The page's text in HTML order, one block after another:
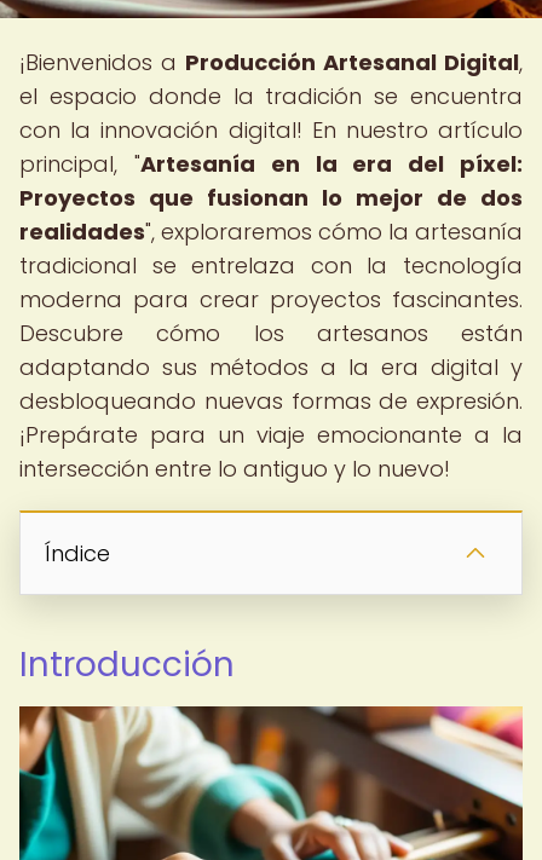
¡Bienvenidos a Producción Artesanal Digital,
el espacio donde la tradición se encuentra
con la innovación digital! En nuestro artículo
principal, "Artesanía en la era del píxel:
Proyectos que fusionan lo mejor de dos
realidades", exploraremos cómo la artesanía
tradicional se entrelaza con la tecnología
moderna para crear proyectos fascinantes.
Descubre cómo los artesanos están
adaptando sus métodos a la era digital y
desbloqueando nuevas formas de expresión.
¡Prepárate para un viaje emocionante a la
intersección entre lo antiguo y lo nuevo!
Índice
Introducción